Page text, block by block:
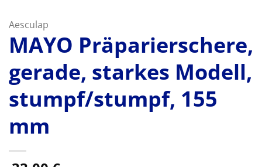
Aesculap
MAYO Präparierschere,
gerade, starkes Modell,
stumpf/stumpf, 155
mm